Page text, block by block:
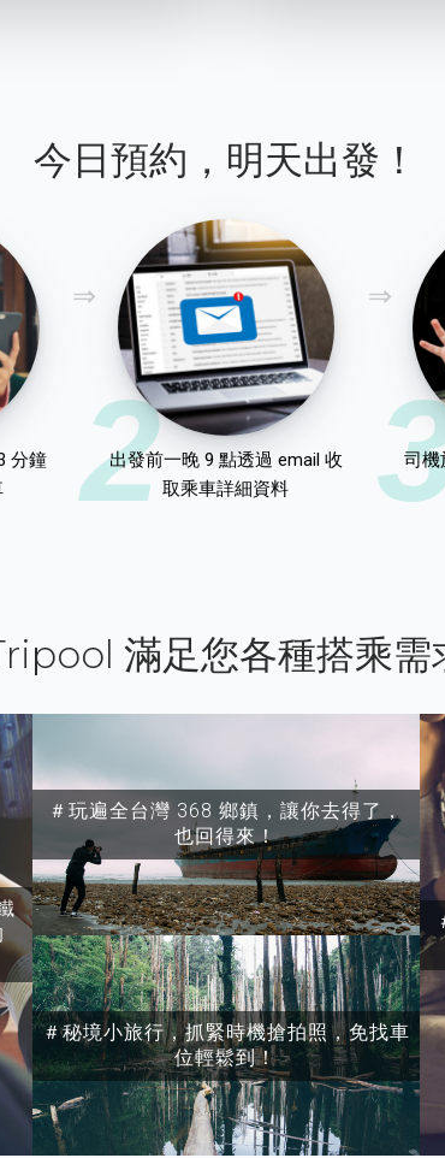
今日預約，明天出發！
分鐘
2
出發前一晚 9 點透過 email 收
取乘車詳細資料
司機
滿足您各種搭乘需
＃玩遍全台灣 368 鄉鎮，讓你去得了，
也回得來！
＃秘境小旅行，抓緊時機搶拍照，免找車
位輕鬆到！